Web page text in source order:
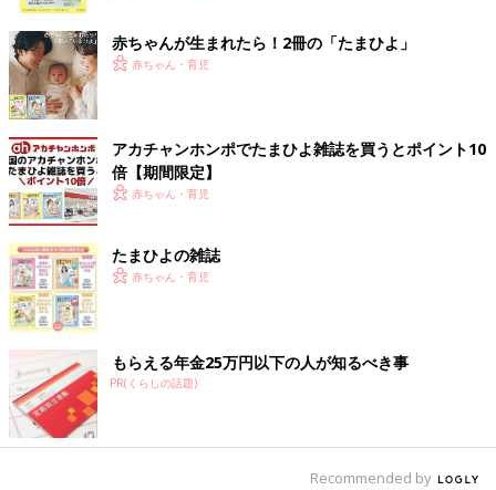
赤ちゃんが生まれたら！2冊の「たまひよ」
赤ちゃん・育児
アカチャンホンポでたまひよ雑誌を買うとポイント10
倍【期間限定】
赤ちゃん・育児
たまひよの雑誌
赤ちゃん・育児
もらえる年金25万円以下の人が知るべき事
PR(くらしの話題)
Recommended by